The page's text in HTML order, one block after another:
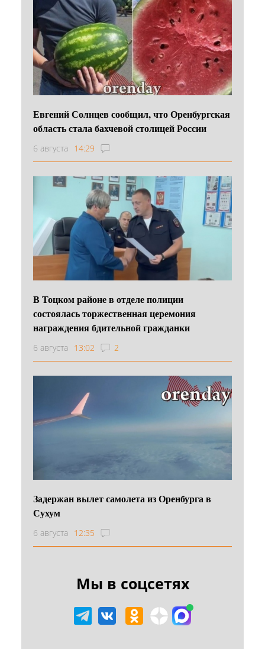
Евгений Солнцев сообщил, что Оренбургская
область стала бахчевой столицей России
6 августа 14:29
В Тоцком районе в отделе полиции
состоялась торжественная церемония
награждения бдительной гражданки
6 августа 13:02 2
Задержан вылет самолета из Оренбурга в
Сухум
6 августа 12:35
Мы в соцсетях